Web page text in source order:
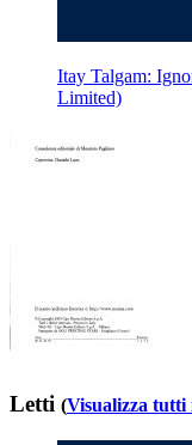
Itay Talgam:
Limited)
Letti (Visualizza tutti